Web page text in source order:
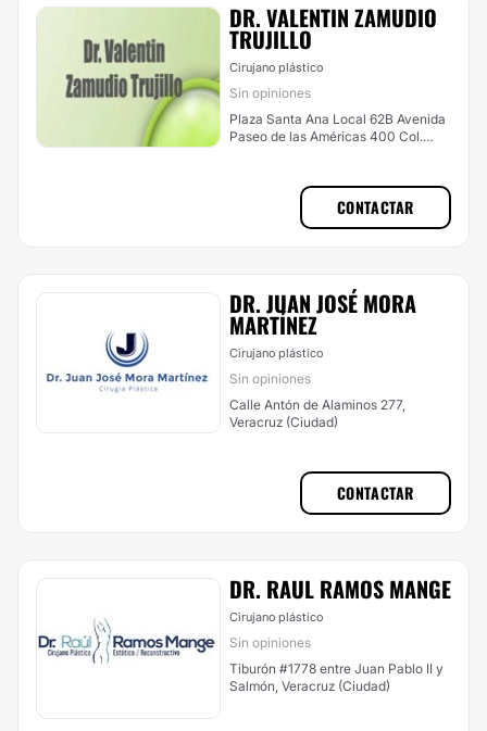
DR. VALENTIN ZAMUDIO
TRUJILLO
Cirujano plástico
Sin opiniones
Plaza Santa Ana Local 62B Avenida
Paseo de las Américas 400 Col.
CONTACTAR
DR. JUAN JOSÉ MORA
MARTÍNEZ
Cirujano plástico
Sin opiniones
Calle Antón de Alaminos 277,
Veracruz (Ciudad)
CONTACTAR
DR. RAUL RAMOS MANGE
Cirujano plástico
Sin opiniones
Tiburón #1778 entre Juan Pablo II y
Salmón, Veracruz (Ciudad)